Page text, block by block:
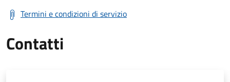
Termini e condizioni di servizio
Contatti